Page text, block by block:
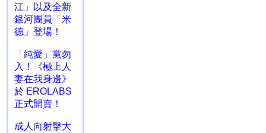
江」以及全新
銀河團員「米
德」登場！
「純愛」黨勿
入！《極上人
妻在我身邊》
於 EROLABS
正式開賣！
成人向射擊大